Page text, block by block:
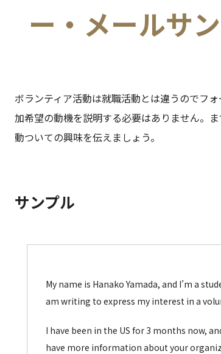
ー・メールサ
ボランティア活動は就職活動とは違うのでフ
加希望の動機を説明する必要はありません。
動ついての興味を伝えましょう。
サンプル
My name is Hanako Yamada, and I’m a
am writing to express my interest in a
I have been in the US for 3 months now,
have more information about your